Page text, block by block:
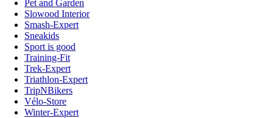
Pet and Garden
Slowood Interior
Smash-Expert
Sneakids
Sport is good
Training-Fit
Trek-Expert
Triathlon-Expert
TripNBikers
Vélo-Store
Winter-Expert